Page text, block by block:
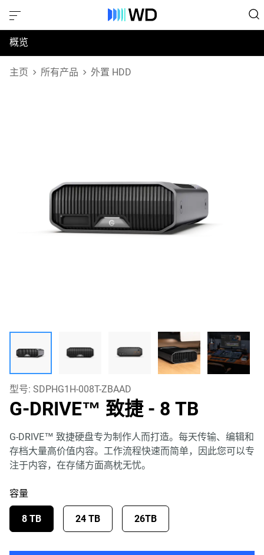
概览
规格
主页 所有产品 外置 HDD
型号: SDPHG1H-008T-ZBAAD
G-DRIVE™ 致捷 - 8 TB
G-DRIVE™ 致捷硬盘专为制作人而打造。每天传输、编辑和
存档大量高价值内容。工作流程快速而简单，因此您可以专
注于内容，在存储方面高枕无忧。
容量
8 TB 24 TB 26TB